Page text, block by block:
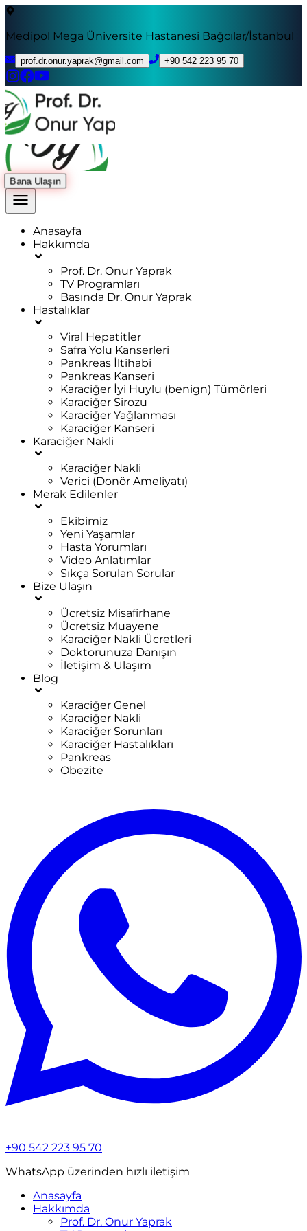
Medipol Mega Üniversite Hastanesi Bağcılar/İstanbul
prof.dr.onur.yaprak@gmail.com +90 542 223 95 70
Bana Ulaşın
Anasayfa
Hakkımda
Prof. Dr. Onur Yaprak
TV Programları
Basında Dr. Onur Yaprak
Hastalıklar
Viral Hepatitler
Safra Yolu Kanserleri
Pankreas İltihabi
Pankreas Kanseri
Karaciğer İyi Huylu (benign) Tümörleri
Karaciğer Sirozu
Karaciğer Yağlanması
Karaciğer Kanseri
Karaciğer Nakli
Karaciğer Nakli
Verici (Donör Ameliyatı)
Merak Edilenler
Ekibimiz
Yeni Yaşamlar
Hasta Yorumları
Video Anlatımlar
Sıkça Sorulan Sorular
Bize Ulaşın
Ücretsiz Misafirhane
Ücretsiz Muayene
Karaciğer Nakli Ücretleri
Doktorunuza Danışın
İletişim & Ulaşım
Blog
Karaciğer Genel
Karaciğer Nakli
Karaciğer Sorunları
Karaciğer Hastalıkları
Pankreas
Obezite
+90 542 223 95 70
WhatsApp üzerinden hızlı iletişim
Anasayfa
Hakkımda
Prof. Dr. Onur Yaprak